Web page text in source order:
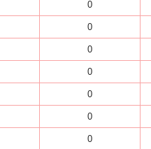
0
0
0
0
0
0
0